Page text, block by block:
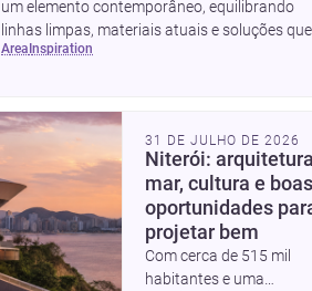
um elemento contemporâneo, equilibrando
linhas limpas, materiais atuais e soluções que
valorizam a fachada e o conforto da casa.
area inspiration
31 DE JULHO DE 2026
Niterói:
mar, cultura e boas
oportunidades
projetar bem
Com cerca de 515 mil
habitantes e uma